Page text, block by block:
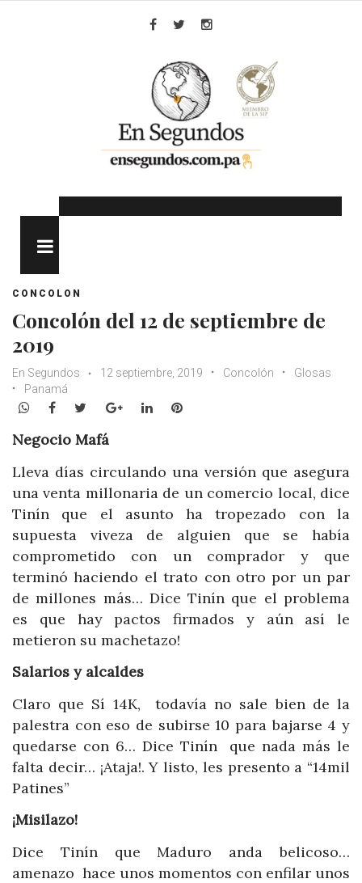
CONCOLON
Concolón del 12 de septiembre de
2019
En Segundos 12 septiembre, 2019 Concolón
Glosas
Panamá
WhatsApp
Facebook
TwitterGoogle+LinkedInPinterest
Negocio Mafá
Lleva días circulando una versión que asegura
una venta millonaria de un comercio local, dice
Tinín que el asunto ha tropezado con la
supuesta viveza de alguien que se había
comprometido con un comprador y que
terminó haciendo el trato con otro por un par
de millones más… Dice Tinín que el problema
es que hay pactos firmados y aún así le
metieron su machetazo!
Salarios y alcaldes
Claro que Sí 14K, todavía no sale bien de la
palestra con eso de subirse 10 para bajarse 4 y
quedarse con 6… Dice Tinín que nada más le
falta decir… ¡Ataja!. Y listo, les presento a “14mil
Patines”
¡Misilazo!
Dice Tinín que Maduro anda belicoso…
amenazo hace unos momentos con enfilar unos